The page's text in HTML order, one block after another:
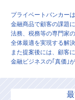
プライベートバンカーは
金融商品で顧客の課題
法務、税務等の専門家
全体最適を実現する解決
また提案後には、顧客
金融ビジネスの｢真価｣